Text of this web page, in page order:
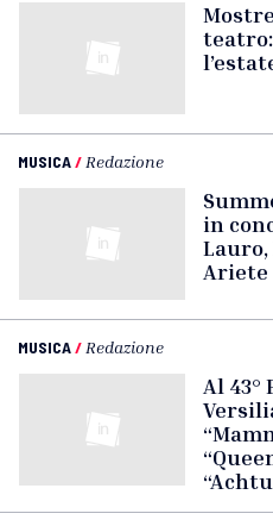
MUSICA/ Redazione
in
Lauro,
Ariete
MUSICA/ Redazione
Al 43°